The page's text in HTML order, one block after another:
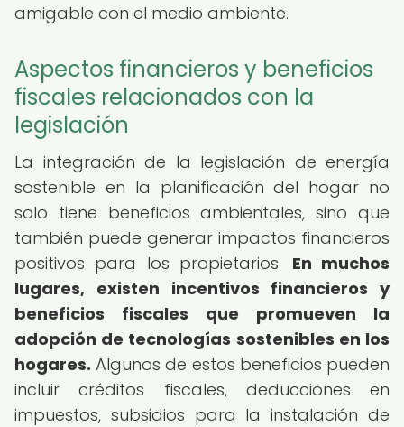
amigable con el medio ambiente.
Aspectos financieros y beneficios
fiscales relacionados con la
legislación
La integración de la legislación de energía
sostenible en la planificación del hogar no
solo tiene beneficios ambientales, sino que
también puede generar impactos financieros
positivos para los propietarios. En muchos
lugares, existen incentivos financieros y
beneficios fiscales que promueven la
adopción de tecnologías sostenibles en los
hogares. Algunos de estos beneficios pueden
incluir créditos fiscales, deducciones en
impuestos, subsidios para la instalación de